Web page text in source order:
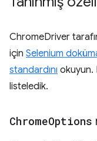
ChromeDriver
için Selenium
standardını okuyun.
listeledik.
ChromeOptions